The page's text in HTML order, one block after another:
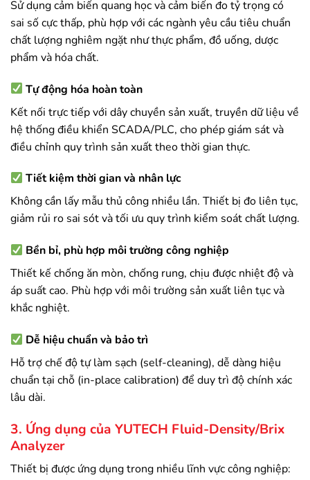
Sử dụng cảm biến quang học và cảm biến đo tỷ trọng có
sai số cực thấp, phù hợp với các ngành yêu cầu tiêu chuẩn
chất lượng nghiêm ngặt như thực phẩm, đồ uống, dược
phẩm và hóa chất.
Tự động hóa hoàn toàn
Kết nối trực tiếp với dây chuyền sản xuất, truyền dữ liệu về
hệ thống điều khiển SCADA/PLC, cho phép giám sát và
điều chỉnh quy trình sản xuất theo thời gian thực.
Tiết kiệm thời gian và nhân lực
Không cần lấy mẫu thủ công nhiều lần. Thiết bị đo liên tục,
giảm rủi ro sai sót và tối ưu quy trình kiểm soát chất lượng.
Bền bỉ, phù hợp môi trường công nghiệp
Thiết kế chống ăn mòn, chống rung, chịu được nhiệt độ và
áp suất cao. Phù hợp với môi trường sản xuất liên tục và
khắc nghiệt.
Dễ hiệu chuẩn và bảo trì
Hỗ trợ chế độ tự làm sạch (self-cleaning), dễ dàng hiệu
chuẩn tại chỗ (in-place calibration) để duy trì độ chính xác
lâu dài.
3. Ứng dụng của YUTECH Fluid-Density/Brix
Analyzer
Thiết bị được ứng dụng trong nhiều lĩnh vực công nghiệp: